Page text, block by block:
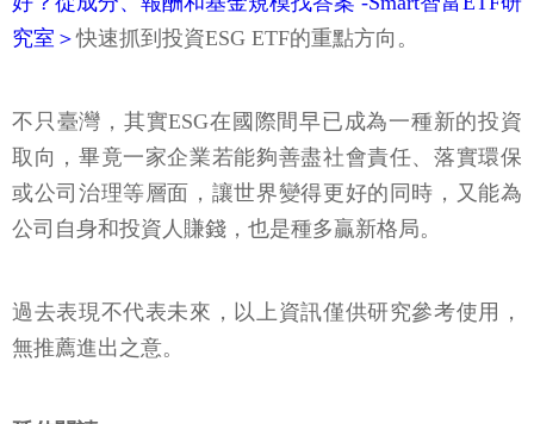
究室＞快速抓到投資ESG ETF的重點方向。
不只臺灣，其實ESG在國際間早已成為一種新的投資
取向，畢竟一家企業若能夠善盡社會責任、落實環保
或公司治理等層面，讓世界變得更好的同時，又能為
公司自身和投資人賺錢，也是種多贏新格局。
過去表現不代表未來，以上資訊僅供研究參考使用，
無推薦進出之意。